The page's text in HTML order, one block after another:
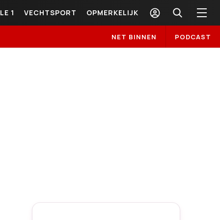
1 VECHTSPORT OPMERKELIJK
NET BINNEN PODCAST